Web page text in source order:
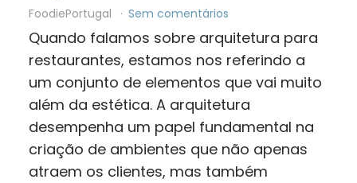
FoodiePortugal Sem comentários
Quando falamos sobre arquitetura para
restaurantes, estamos nos referindo a
um conjunto de elementos que vai muito
além da estética. A arquitetura
desempenha um papel fundamental na
criação de ambientes que não apenas
atraem os clientes, mas também